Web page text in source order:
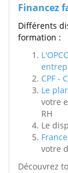
Financez
Différents
formation :
CPF -
Le
votre
RH
Le
votre
Découvrez